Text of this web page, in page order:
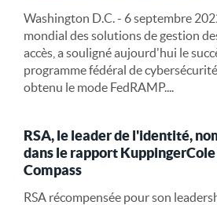
Washington D.C. - 6 septembre
mondial des solutions de gestion
accès, a souligné aujourd'hui le
programme fédéral de
obtenu le mode FedRAMP....
RSA, le leader de l'identité,
dans le rapport
Compass
RSA récompensée pour son